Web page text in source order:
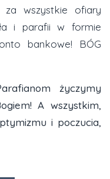
za wszystkie ofiary
i parafii w formie
bankowe! BÓG
życzymy
A wszystkim,
i poczucia,